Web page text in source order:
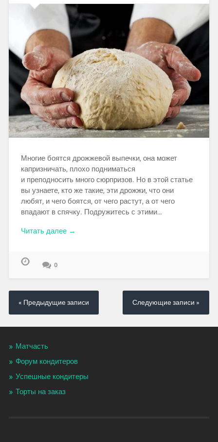
Многие боятся дрожжевой выпечки, она может
капризничать, плохо подниматься
и преподносить много сюрпризов. Но в этой статье
вы узнаете, кто же такие, эти дрожжи, что они
любят, и чего боятся, от чего растут, а от чего
впадают в спячку. Подружитесь с этими…
Читать далее →
0
« Предыдущие записи Следующие записи »
Матчасть
Форум кондитеров
Успешные кондитеры
Торты на заказ